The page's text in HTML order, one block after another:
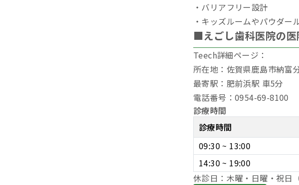
・バリアフリー設計
・キッズルームやパウダー
■えごし歯科医院の医
Teech詳細ページ：
所在地：佐賀県鹿島市納富
最寄駅：肥前浜駅 車5分
電話番号：0954-69-8100
診療時間
診療時間
09:30 ~ 13:00
14:30 ~ 19:00
休診日：木曜・日曜・祝日